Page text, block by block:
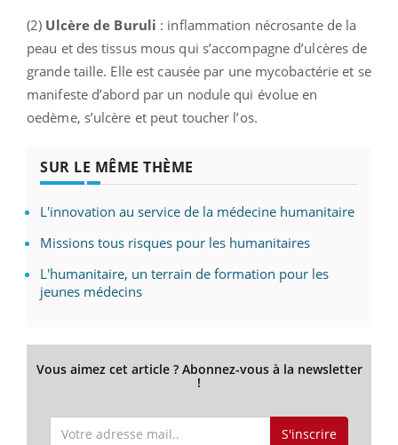
(2) Ulcère de Buruli : inflammation nécrosante de la
peau et des tissus mous qui s’accompagne d’ulcères de
grande taille. Elle est causée par une mycobactérie et se
manifeste d’abord par un nodule qui évolue en
oedème, s’ulcère et peut toucher l’os.
SUR LE MÊME THÈME
L'innovation au service de la médecine humanitaire
Missions tous risques pour les humanitaires
L'humanitaire, un terrain de formation pour les
jeunes médecins
Vous aimez cet article ? Abonnez-vous à la newsletter
!
S'inscrire